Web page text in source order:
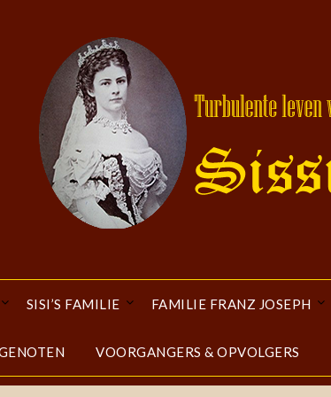
SISI’S FAMILIE FAMILIE FRANZ JOSEPH
VOORGANGERS & OPVOLGERS